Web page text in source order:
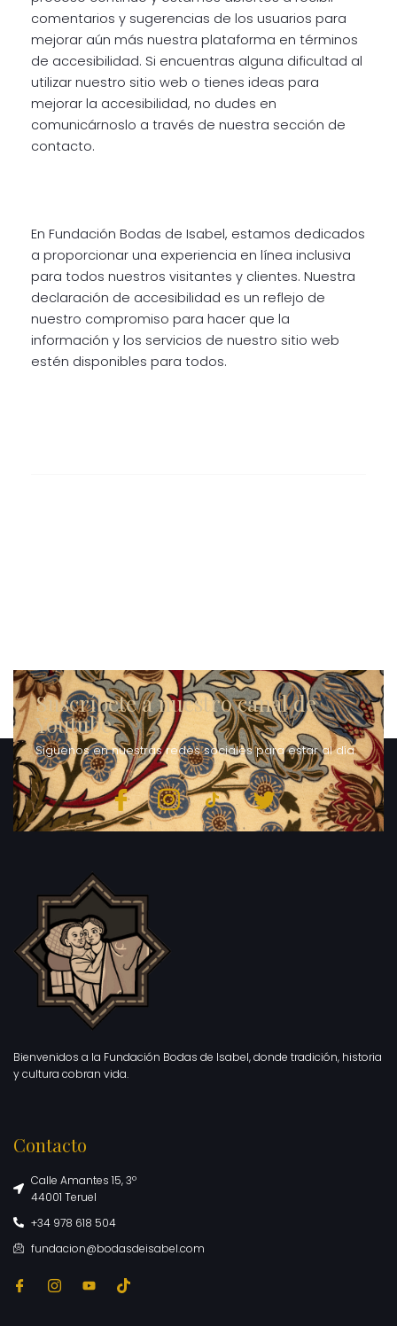
comentarios y sugerencias de los usuarios para
mejorar aún más nuestra plataforma en términos
de accesibilidad. Si encuentras alguna dificultad al
utilizar nuestro sitio web o tienes ideas para
mejorar la accesibilidad, no dudes en
comunicárnoslo a través de nuestra sección de
contacto.
En Fundación Bodas de Isabel, estamos dedicados
a proporcionar una experiencia en línea inclusiva
para todos nuestros visitantes y clientes. Nuestra
declaración de accesibilidad es un reflejo de
nuestro compromiso para hacer que la
información y los servicios de nuestro sitio web
estén disponibles para todos.
Suscríbete a nuestro canal de
Youtube
Síguenos en nuestras redes sociales para estar al día.
Bienvenidos a la Fundación Bodas de Isabel, donde tradición, historia
y cultura cobran vida.
Contacto
Calle Amantes 15, 3º
44001 Teruel
+34 978 618 504
fundacion@bodasdeisabel.com